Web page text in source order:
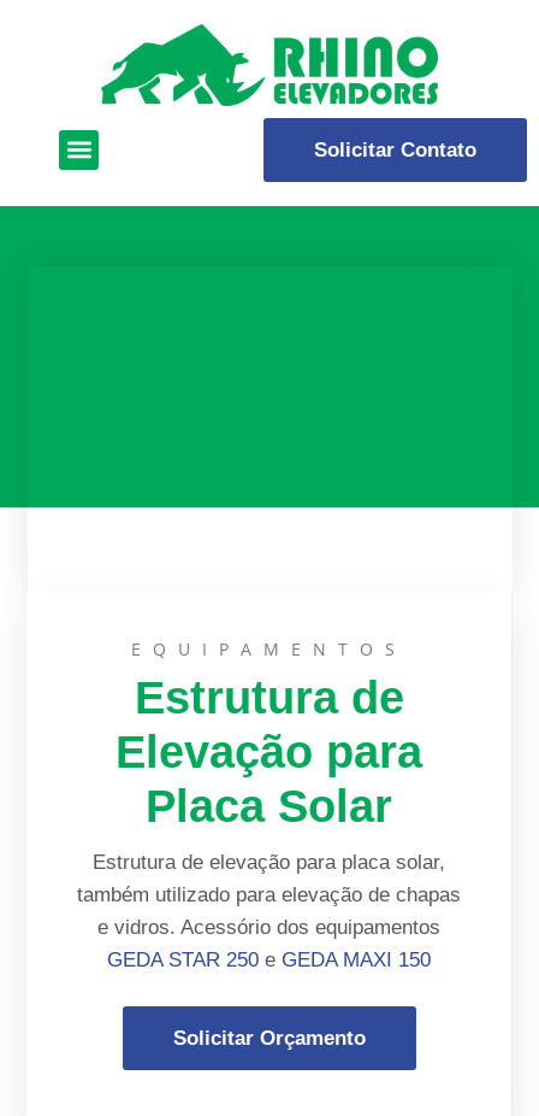
Solicitar Contato
EQUIPAMENTOS
Estrutura de
Elevação para
Placa Solar
Estrutura de elevação para placa solar,
também utilizado para elevação de chapas
e vidros. Acessório dos equipamentos
GEDA STAR 250 e GEDA MAXI 150
Solicitar Orçamento